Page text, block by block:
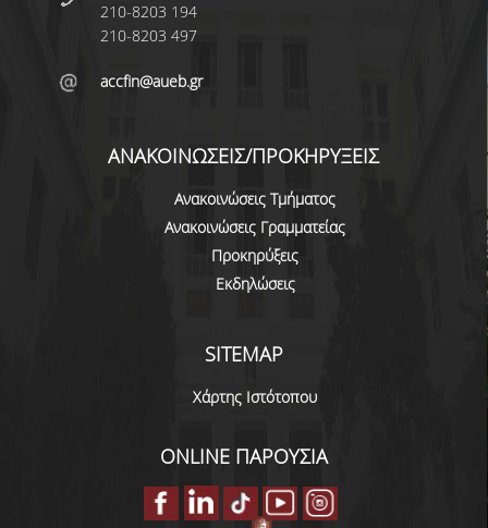
ΑΚΑΔΗΜΑΪΚΟ ΗΜΕΡΟΛΟΓΙΟ
ΚΑΝΟΝΙΣΜΟΣ ΔΙΕΞΑΓΩΓΗΣ ΕΞΕΤΑΣΕΩΝ
ΥΠΟΤΡΟΦΙΕΣ
ΠΡΑΚΤΙΚΗ ΑΣΚΗΣΗ
ERASMUS+
ΜΕΤΑΠΤΥΧΙΑΚΕΣ
ΥΠΗΡΕΣΙΕΣ & ΥΠΟΔΟΜΕΣ
ΒΙΒΛΙΟΘΗΚΗ
210-8203 194
210-8203 497
accfin@aueb.gr
ΑΝΑΚΟΙΝΩΣΕΙΣ/ΠΡΟΚΗΡΥΞΕΙΣ
Ανακοινώσεις Τμήματος
Ανακοινώσεις Γραμματείας
Προκηρύξεις
Εκδηλώσεις
SITEMAP
Χάρτης Ιστότοπου
ONLINE ΠΑΡΟΥΣΙΑ